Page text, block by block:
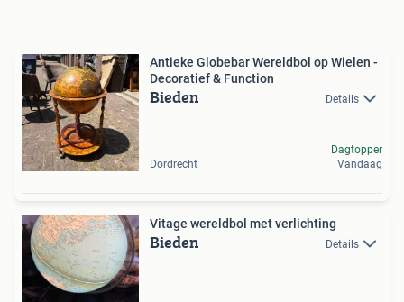
Antieke Globebar Wereldbol op Wielen -
Decoratief & Function
Bieden Details
Dordrecht
Dagtopper
Vandaag
Vitage wereldbol met verlichting
Bieden Details